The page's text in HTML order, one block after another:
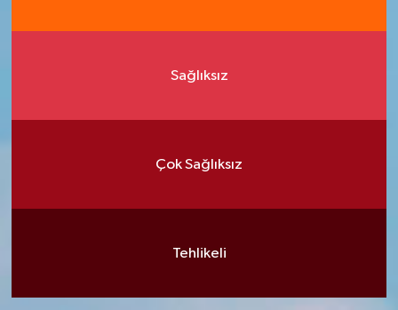
Sağlıksız
Çok Sağlıksız
Tehlikeli